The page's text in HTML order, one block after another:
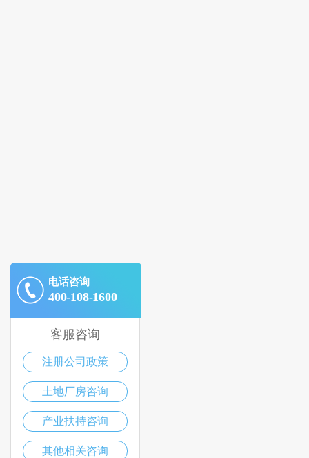
电话咨询
400-108-1600
客服咨询
注册公司政策
土地厂房咨询
产业扶持咨询
其他相关咨询